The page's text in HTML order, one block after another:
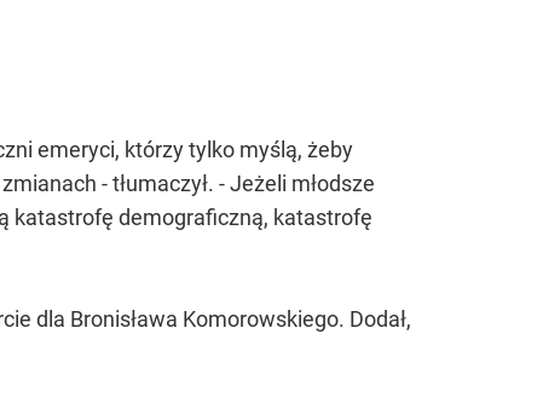
emeryci, którzy tylko myślą, żeby
- tłumaczył. - Jeżeli młodsze
katastrofę demograficzną, katastrofę
dla Bronisława Komorowskiego. Dodał,